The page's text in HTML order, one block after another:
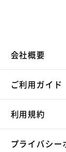
会社概要
ご利用ガイド
利用規約
プライバシー